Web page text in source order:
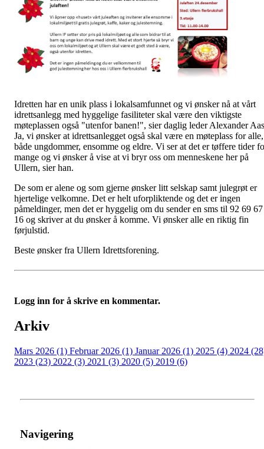
Idretten har en unik plass i lokalsamfunnet og vi ønsker nå at vårt
idrettsanlegg med hyggelige fasiliteter skal være den viktigste
møteplassen også "utenfor banen!", sier daglig leder Alexander
Ja, vi ønsker at idrettsanlegget også skal være en møteplass for alle,
både ungdommer, ensomme og eldre. Vi ser at det er tøffere tider
mange og vi ønsker å vise at vi bryr oss om menneskene her på
Ullern, sier han.
De som er alene og som gjerne ønsker litt selskap samt julegrøt er
hjertelige velkomne. Det er helt uforpliktende og det er ingen
påmeldinger, men det er hyggelig om du sender en sms til 92 69 67
16 og skriver at du ønsker å komme. Vi ønsker alle en riktig fin
førjulstid.
Beste ønsker fra Ullern Idrettsforening.
Logg inn for å skrive en kommentar.
Arkiv
Mars 2026 (1) Februar 2026 (1) Januar 2026 (1) 2025 (4) 2024
2023 (23) 2022 (3) 2021 (3) 2020 (5) 2019 (6)
Navigering